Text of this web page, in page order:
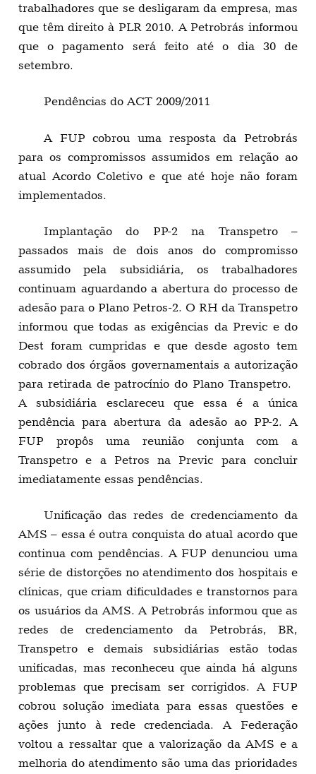
trabalhadores que se desligaram da empresa, mas
que têm direito à PLR 2010. A Petrobrás informou
que o pagamento será feito até o dia 30 de
setembro.
Pendências do ACT 2009/2011
A FUP cobrou uma resposta da Petrobrás
para os compromissos assumidos em relação ao
atual Acordo Coletivo e que até hoje não foram
implementados.
Implantação do PP-2 na Transpetro –
passados mais de dois anos do compromisso
assumido pela subsidiária, os trabalhadores
continuam aguardando a abertura do processo de
adesão para o Plano Petros-2. O RH da Transpetro
informou que todas as exigências da Previc e do
Dest foram cumpridas e que desde agosto tem
cobrado dos órgãos governamentais a autorização
para retirada de patrocínio do Plano Transpetro.
A subsidiária esclareceu que essa é a única
pendência para abertura da adesão ao PP-2. A
FUP propôs uma reunião conjunta com a
Transpetro e a Petros na Previc para concluir
imediatamente essas pendências.
Unificação das redes de credenciamento da
AMS – essa é outra conquista do atual acordo que
continua com pendências. A FUP denunciou uma
série de distorções no atendimento dos hospitais e
clínicas, que criam dificuldades e transtornos para
os usuários da AMS. A Petrobrás informou que as
redes de credenciamento da Petrobrás, BR,
Transpetro e demais subsidiárias estão todas
unificadas, mas reconheceu que ainda há alguns
problemas que precisam ser corrigidos. A FUP
cobrou solução imediata para essas questões e
ações junto à rede credenciada. A Federação
voltou a ressaltar que a valorização da AMS e a
melhoria do atendimento são uma das prioridades